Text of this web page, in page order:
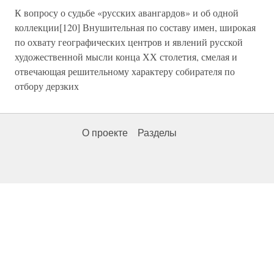
К вопросу о судьбе «русских авангардов» и об одной
коллекции[120] Внушительная по составу имен, широкая
по охвату географических центров и явлений русской
художественной мысли конца ХХ столетия, смелая и
отвечающая решительному характеру собирателя по
отбору дерзких
О проекте Разделы